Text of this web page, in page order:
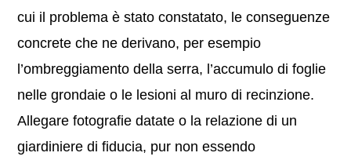
cui il problema è stato constatato, le conseguenze
concrete che ne derivano, per esempio
l’ombreggiamento della serra, l’accumulo di foglie
nelle grondaie o le lesioni al muro di recinzione.
Allegare fotografie datate o la relazione di un
giardiniere di fiducia, pur non essendo